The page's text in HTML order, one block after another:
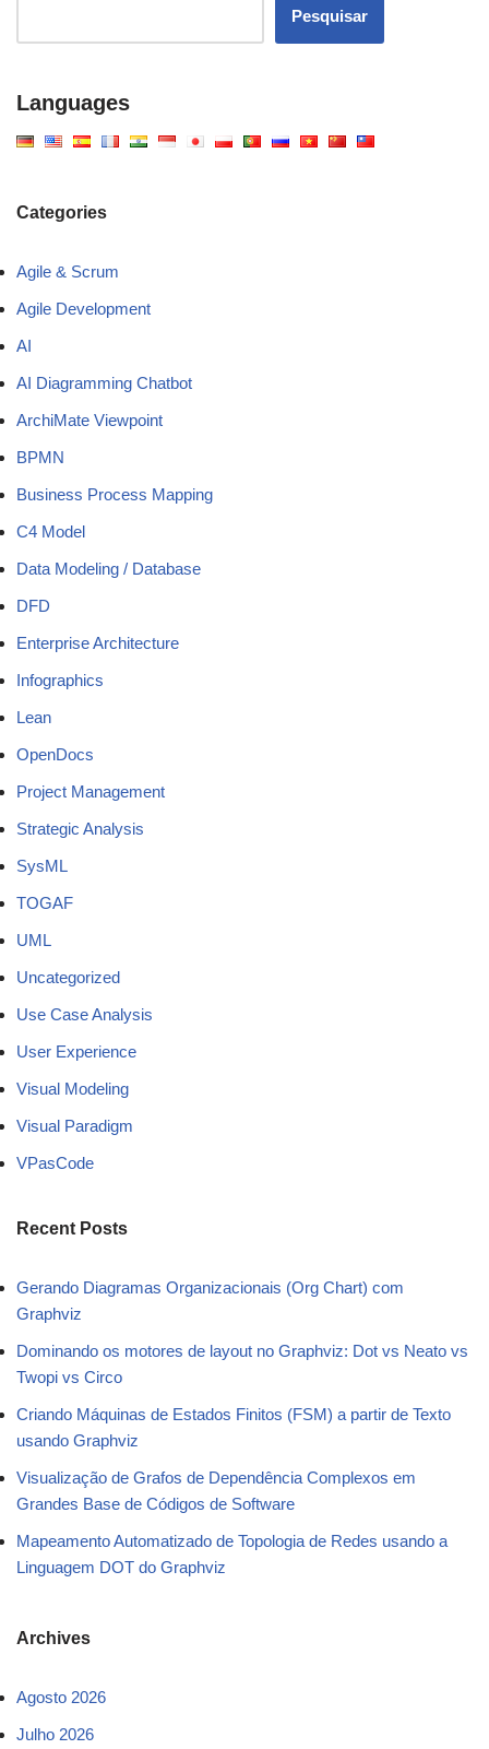
Pesquisar
Languages
Categories
Agile & Scrum
Agile Development
AI
AI Diagramming Chatbot
ArchiMate Viewpoint
BPMN
Business Process Mapping
C4 Model
Data Modeling / Database
DFD
Enterprise Architecture
Infographics
Lean
OpenDocs
Project Management
Strategic Analysis
SysML
TOGAF
UML
Uncategorized
Use Case Analysis
User Experience
Visual Modeling
Visual Paradigm
VPasCode
Recent Posts
Gerando Diagramas Organizacionais (Org Chart) com
Graphviz
Dominando os motores de layout no Graphviz: Dot vs Neato vs
Twopi vs Circo
Criando Máquinas de Estados Finitos (FSM) a partir de Texto
usando Graphviz
Visualização de Grafos de Dependência Complexos em
Grandes Base de Códigos de Software
Mapeamento Automatizado de Topologia de Redes usando a
Linguagem DOT do Graphviz
Archives
Agosto 2026
Julho 2026